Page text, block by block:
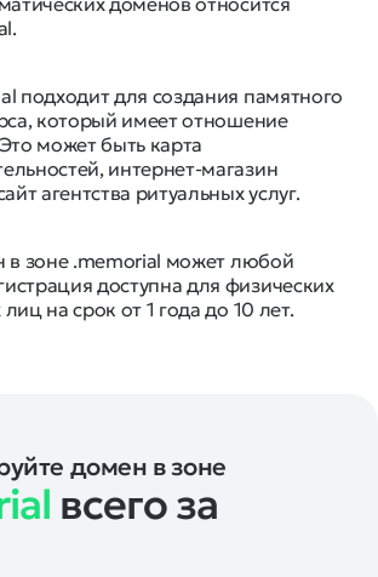
подходит для создания памятного
который имеет отношение
может быть карта
интернет-магазин
агентства ритуальных услуг.
в зоне .memorial может любой
доступна для физических
на срок от 1 года до 10 лет.
домен в зоне
всего за